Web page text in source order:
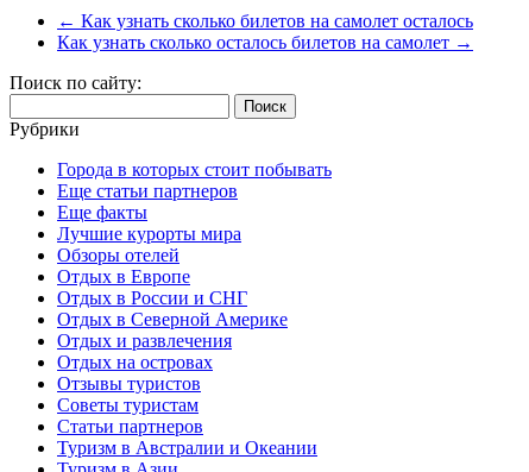
← Как узнать сколько билетов на самолет осталось
Как узнать сколько осталось билетов на самолет →
Поиск по сайту:
Рубрики
Города в которых стоит побывать
Еще статьи партнеров
Еще факты
Лучшие курорты мира
Обзоры отелей
Отдых в Европе
Отдых в России и СНГ
Отдых в Северной Америке
Отдых и развлечения
Отдых на островах
Отзывы туристов
Советы туристам
Статьи партнеров
Туризм в Австралии и Океании